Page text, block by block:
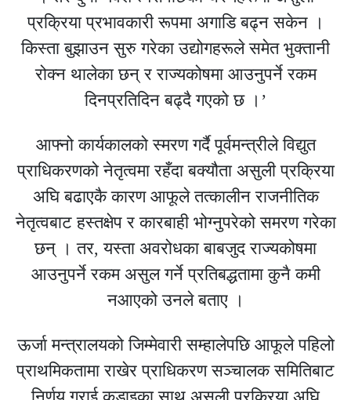
प्रक्रिया प्रभावकारी रूपमा अगाडि बढ्न सकेन ।
किस्ता बुझाउन सुरु गरेका उद्योगहरूले समेत भुक्तानी
रोक्न थालेका छन् र राज्यकोषमा आउनुपर्ने रकम
दिनप्रतिदिन बढ्दै गएको छ ।’
आफ्नो कार्यकालको स्मरण गर्दै पूर्वमन्त्रीले विद्युत
प्राधिकरणको नेतृत्वमा रहँदा बक्यौता असुली प्रक्रिया
अघि बढाएकै कारण आफूले तत्कालीन राजनीतिक
नेतृत्वबाट हस्तक्षेप र कारबाही भोग्नुपरेको समरण गरेका
छन् । तर, यस्ता अवरोधका बाबजुद राज्यकोषमा
आउनुपर्ने रकम असुल गर्ने प्रतिबद्धतामा कुनै कमी
नआएको उनले बताए ।
ऊर्जा मन्त्रालयको जिम्मेवारी सम्हालेपछि आफूले पहिलो
प्राथमिकतामा राखेर प्राधिकरण सञ्चालक समितिबाट